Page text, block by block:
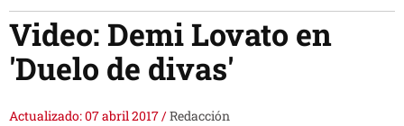
Video: Demi Lovato en
'Duelo de divas'
Actualizado: 07 abril 2017/Redacción